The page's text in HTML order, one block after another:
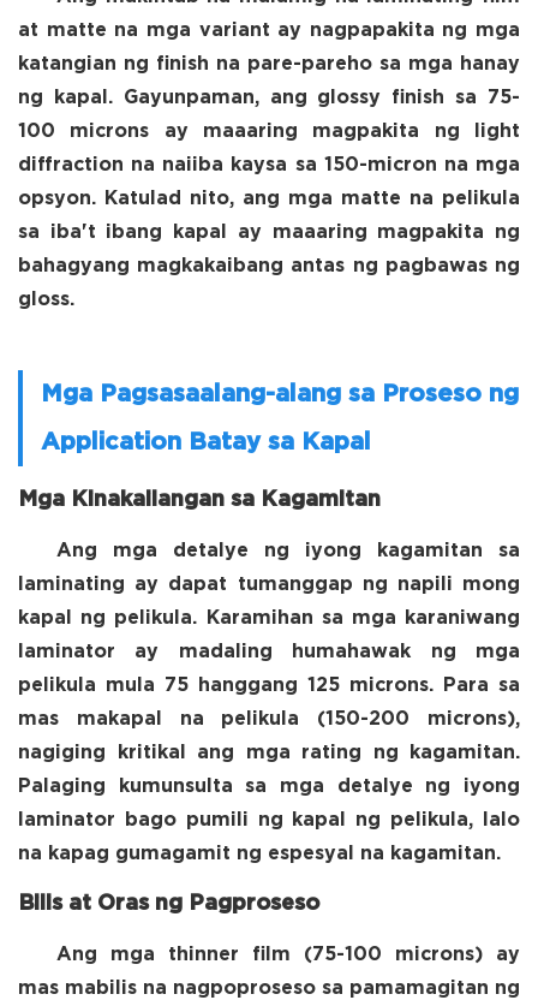
at matte na mga variant ay nagpapakita ng mga
katangian ng finish na pare-pareho sa mga hanay
ng kapal. Gayunpaman, ang glossy finish sa 75-
100 microns ay maaaring magpakita ng light
diffraction na naiiba kaysa sa 150-micron na mga
opsyon. Katulad nito, ang mga matte na pelikula
sa iba't ibang kapal ay maaaring magpakita ng
bahagyang magkakaibang antas ng pagbawas ng
gloss.
Mga Pagsasaalang-alang sa Proseso ng
Application Batay sa Kapal
Mga Kinakailangan sa Kagamitan
Ang mga detalye ng iyong kagamitan sa
laminating ay dapat tumanggap ng napili mong
kapal ng pelikula. Karamihan sa mga karaniwang
laminator ay madaling humahawak ng mga
pelikula mula 75 hanggang 125 microns. Para sa
mas makapal na pelikula (150-200 microns),
nagiging kritikal ang mga rating ng kagamitan.
Palaging kumunsulta sa mga detalye ng iyong
laminator bago pumili ng kapal ng pelikula, lalo
na kapag gumagamit ng espesyal na kagamitan.
Bilis at Oras ng Pagproseso
Ang mga thinner film (75-100 microns) ay
mas mabilis na nagpoproseso sa pamamagitan ng